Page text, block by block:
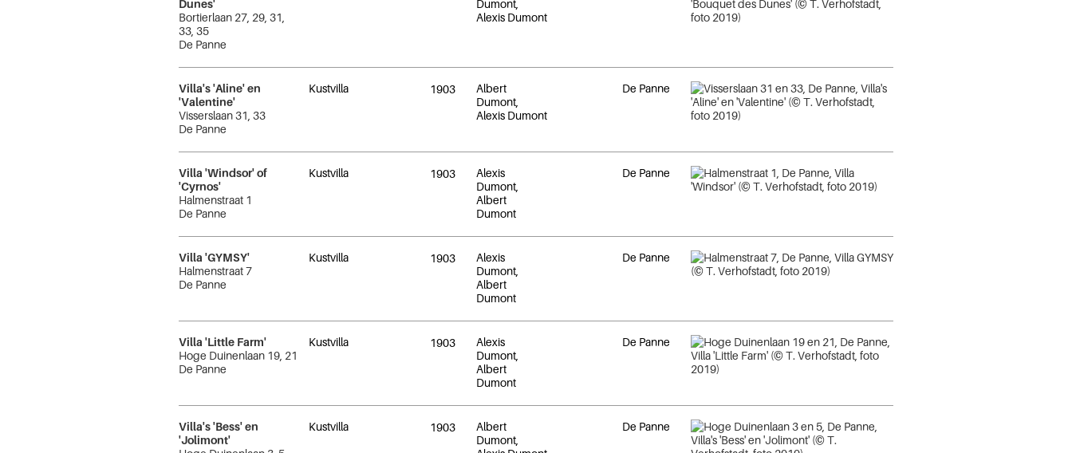
Dunes'
Bortierlaan 27, 29, 31,
33, 35
De Panne
Dumont,
Alexis Dumont
Villa's 'Aline' en
'Valentine'
Visserslaan 31, 33
De Panne
Kustvilla 1903
Albert
Dumont,
Alexis Dumont
De Panne
Villa 'Windsor' of
'Cyrnos'
Halmenstraat 1
De Panne
Kustvilla 1903
Alexis
Dumont,
Albert
Dumont
De Panne
Villa 'GYMSY'
Halmenstraat 7
De Panne
Kustvilla 1903
Alexis
Dumont,
Albert
Dumont
De Panne
Villa 'Little Farm'
Hoge Duinenlaan 19, 21
De Panne
Kustvilla 1903
Alexis
Dumont,
Albert
Dumont
De Panne
Villa's 'Bess' en
'Jolimont'
Kustvilla 1903
Albert
Dumont,
De Panne